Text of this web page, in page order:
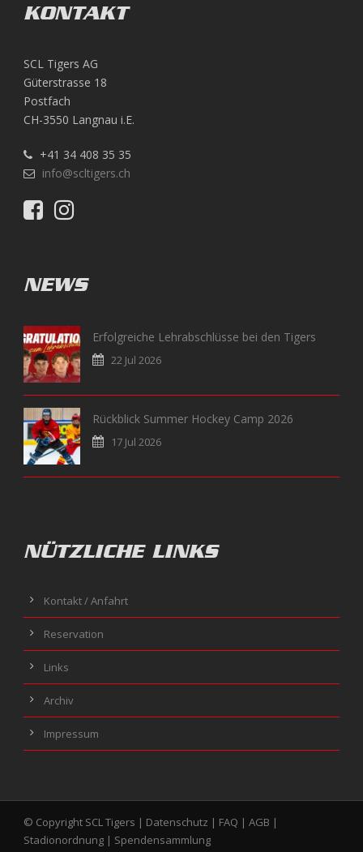
KONTAKT
SCL Tigers AG
Güterstrasse 18
Postfach
CH-3550 Langnau i.E.
+41 34 408 35 35
info@scltigers.ch
NEWS
Erfolgreiche Lehrabschlüsse bei den Tigers
22 Jul 2026
Rückblick Summer Hockey Camp 2026
17 Jul 2026
NÜTZLICHE LINKS
Kontakt / Anfahrt
Reservation
Links
Archiv
Impressum
© Copyright SCL Tigers | Datenschutz | FAQ | AGB |
Stadionordnung | Spendensammlung